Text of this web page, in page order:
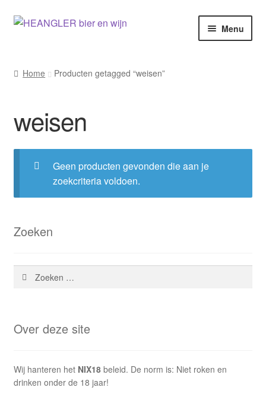
Ga
navigatie
Ga
inhoud
Menu
Home Producten getagged “weisen”
weisen
Geen producten gevonden die aan je
zoekcriteria voldoen.
Zoeken
Zoeken
Over deze site
Wij hanteren het NIX18 beleid. De norm is: Niet roken en
drinken onder de 18 jaar!